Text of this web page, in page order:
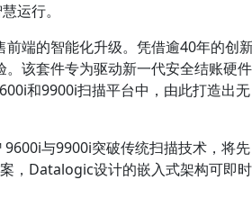
运行。
端的智能化升级。凭借逾40年的创
。该套件专为驱动新一代安全结账硬件
和9900i扫描平台中，由此打造出无
与9900i突破传统扫描技术，将先
，Datalogic设计的嵌入式架构可即时